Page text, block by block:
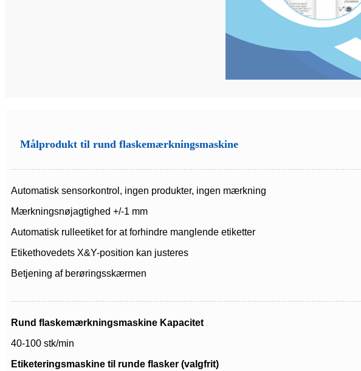
Målprodukt til rund flaskemærkningsmaskine
Automatisk sensorkontrol, ingen produkter, ingen mærkning
Mærkningsnøjagtighed +/-1 mm
Automatisk rulleetiket for at forhindre manglende etiketter
Etikethovedets X&Y-position kan justeres
Betjening af berøringsskærmen
Rund flaskemærkningsmaskine Kapacitet
40-100 stk/min
Etiketeringsmaskine til runde flasker (valgfrit)